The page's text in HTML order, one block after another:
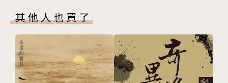
的畫面，堪稱獨樹一格。
克拉克在〈拇指姑娘〉和〈旅伴〉的彩色插圖，以及
〈醜小鴨〉和〈冰雪女王〉的黑白插圖中，利用細密的
線條和複雜的雕琢，呈現出空間的立體感；並刻意表現
其他人也買了